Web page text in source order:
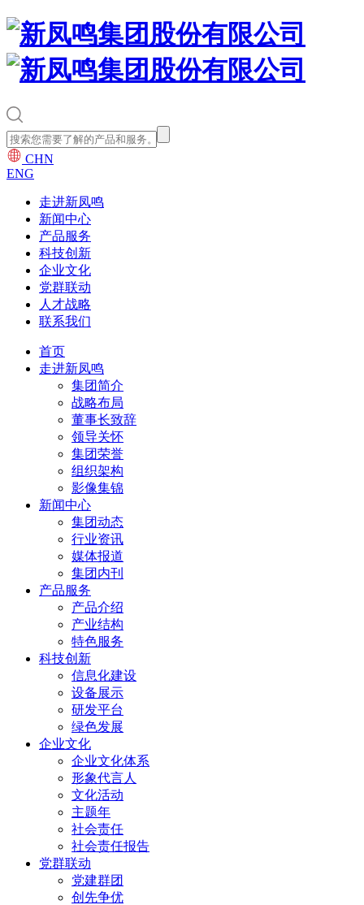
CHN
ENG
走进新凤鸣
新闻中心
产品服务
科技创新
企业文化
党群联动
人才战略
联系我们
首页
走进新凤鸣
集团简介
战略布局
董事长致辞
领导关怀
集团荣誉
组织架构
影像集锦
新闻中心
集团动态
行业资讯
媒体报道
集团内刊
产品服务
产品介绍
产业结构
特色服务
科技创新
信息化建设
设备展示
研发平台
绿色发展
企业文化
企业文化体系
形象代言人
文化活动
主题年
社会责任
社会责任报告
党群联动
党建群团
创先争优